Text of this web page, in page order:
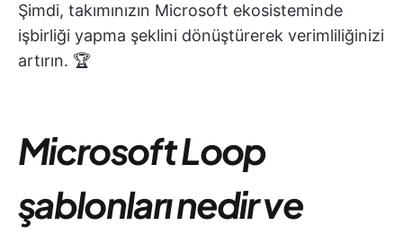
Şimdi, takımınızın Microsoft ekosisteminde
işbirliği yapma şeklini dönüştürerek verimliliğinizi
artırın. 🏆
Microsoft Loop
şablonları nedir ve